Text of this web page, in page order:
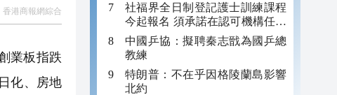
香港商報網綜合
業板指跌
化、房地
社福界全日制登記護士訓練課程
今起報名 須承諾在認可機構任職
至少三年
中國乒協：擬聘秦志戩為國乒總
教練
特朗普：不在乎因格陵蘭島影響
北約